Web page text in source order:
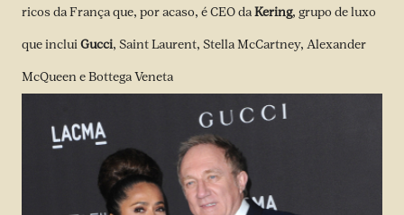
ricos da França que, por acaso, é CEO daKering, grupo de luxo
que incluiGucci, Saint Laurent, Stella McCartney, Alexander
McQueen e Bottega Veneta